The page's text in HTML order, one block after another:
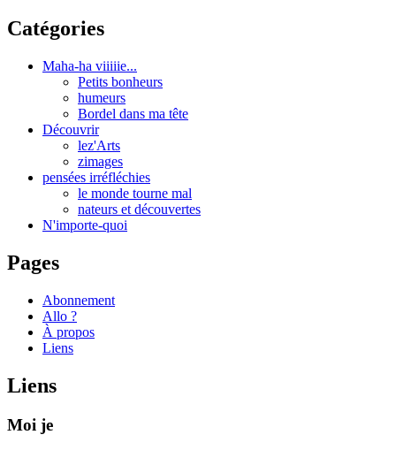
Catégories
Maha-ha viiiiie...
Petits bonheurs
humeurs
Bordel dans ma tête
Découvrir
lez'Arts
zimages
pensées irréfléchies
le monde tourne mal
nateurs et découvertes
N'importe-quoi
Pages
Abonnement
Allo ?
À propos
Liens
Liens
Moi je